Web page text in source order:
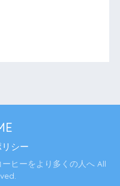
シー
ヒーをより多くの人へ All